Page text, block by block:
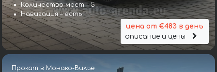
Количество мест – 5
Навигация – есть
цена от €483 в день
описание и цены
Прокат в Монако-Вилье